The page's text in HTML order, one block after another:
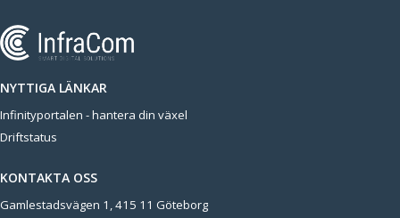
NYTTIGA LÄNKAR
Infinityportalen - hantera din växel
Driftstatus
KONTAKTA OSS
Gamlestadsvägen 1, 415 11 Göteborg